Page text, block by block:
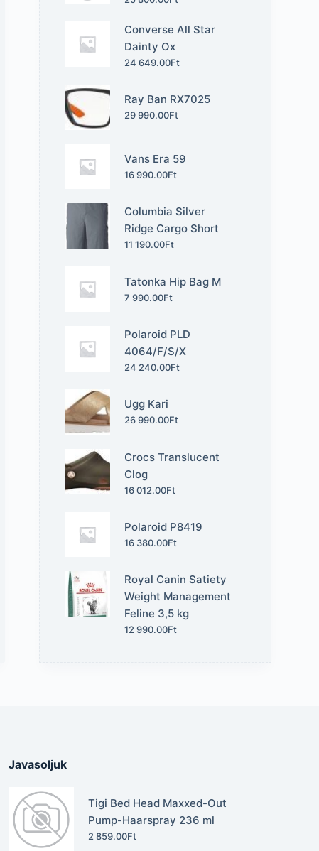
Converse All Star
Dainty Ox
24 649.00Ft
Ray Ban RX7025
29 990.00Ft
Vans Era 59
16 990.00Ft
Columbia Silver
Ridge Cargo Short
11 190.00Ft
Tatonka Hip Bag M
7 990.00Ft
Polaroid PLD
4064/F/S/X
24 240.00Ft
Ugg Kari
26 990.00Ft
Crocs Translucent
Clog
16 012.00Ft
Polaroid P8419
16 380.00Ft
Royal Canin Satiety
Weight Management
Feline 3,5 kg
12 990.00Ft
Javasoljuk
Tigi Bed Head Maxxed-Out
Pump-Haarspray 236 ml
2 859.00Ft